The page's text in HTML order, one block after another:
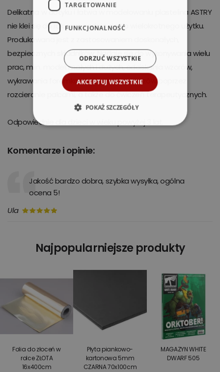
Delikatna w dotyku i łatwa w modelowaniu plastelina ASTRY
nie klei się do rąk oraz nadaje się do wielokrotnego użytku.
Produkowana jest z zastosowaniem doskonałych,
bezpiecznych składników. Nadaje się do wykonywania wielu
prac, m.in. modeli małych i dużych, odciskania wzorów,
wykrawania foremkami, tworzenia obrazów poprzez
rozcieranie palcami, a także do ćwiczeń terapeutycznych.
Odpowiednie dla dzieci w wieku powyżej 3 lat.
Komentarze i opinie:
Jakość bardzo dobra, szybka wysyłka, ogólna
ocena 5!
Ula
Najpopularniejsze produkty
Folia do złoceń w
rolce ZŁOTA
16x400cm
Płyta piankowo-
kartonowa 5mm
CZARNA 70x100cm
MAGAZYN WHITE
DWARF 505
TARGETOWANIE
FUNKCJONALNOŚĆ
AKCEPTUJ WSZYSTKIE
ODRZUĆ WSZYSTKIE
POKAŻ SZCZEGÓŁY